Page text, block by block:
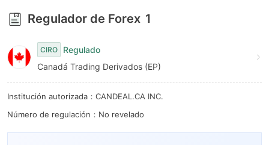
Regulador de Forex 1
CIRO
Regulado
Canadá Trading Derivados (EP)
Institución autorizada：CANDEAL.CA INC.
Número de regulación：No revelado